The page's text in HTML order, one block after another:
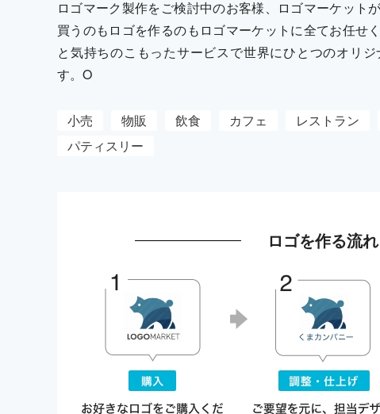
ロゴマーク製作をご検討中のお客様、ロゴマーケット
買うのもロゴを作るのもロゴマーケットに全てお任せ
と気持ちのこもったサービスで世界にひとつのオリ
す。O
小売 物販 飲食 カフェ レストラン
パティスリー
ロゴを作る流れ